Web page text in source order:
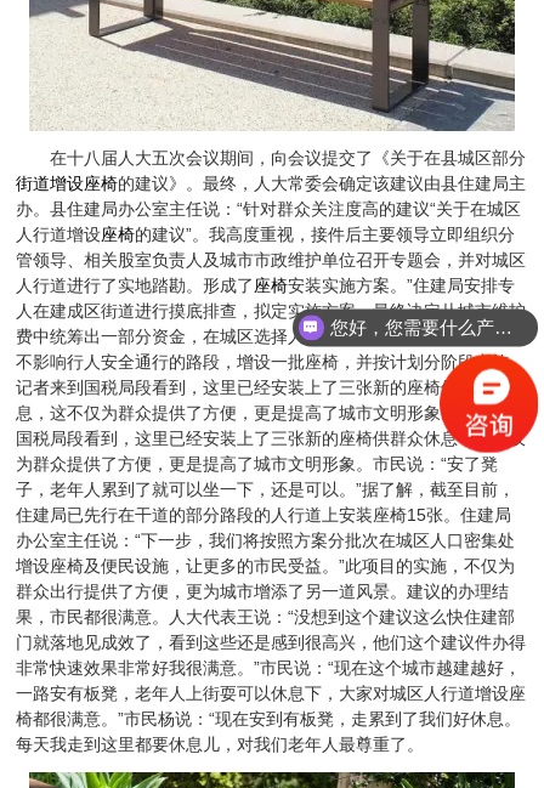
在十八届人大五次会议期间，向会议提交了《关于在县城区部分
街道增设座椅的建议》。最终，人大常委会确定该建议由县住建局主
办。县住建局办公室主任说：“针对群众关注度高的建议“关于在城区
人行道增设座椅的建议”。我高度重视，接件后主要领导立即组织分
管领导、相关股室负责人及城市市政维护单位召开专题会，并对城区
人行道进行了实地踏勘。形成了座椅安装实施方案。”住建局安排专
人在建成区街道进行摸底排查，拟定实施方案，最终决定从城市维护
费中统筹出一部分资金，在城区选择人行道宽、人流量大、环境好且
不影响行人安全通行的路段，增设一批座椅，并按计划分阶段实施。
记者来到国税局段看到，这里已经安装上了三张新的座椅供群众休
息，这不仅为群众提供了方便，更是提高了城市文明形象。记者来到
国税局段看到，这里已经安装上了三张新的座椅供群众休息，这不仅
为群众提供了方便，更是提高了城市文明形象。市民说：“安了凳
子，老年人累到了就可以坐一下，还是可以。”据了解，截至目前，
住建局已先行在干道的部分路段的人行道上安装座椅15张。住建局
办公室主任说：“下一步，我们将按照方案分批次在城区人口密集处
增设座椅及便民设施，让更多的市民受益。”此项目的实施，不仅为
群众出行提供了方便，更为城市增添了另一道风景。建议的办理结
果，市民都很满意。人大代表王说：“没想到这个建议这么快住建部
门就落地见成效了，看到这些还是感到很高兴，他们这个建议件办得
非常快速效果非常好我很满意。”市民说：“现在这个城市越建越好，
一路安有板凳，老年人上街耍可以休息下，大家对城区人行道增设座
椅都很满意。”市民杨说：“现在安到有板凳，走累到了我们好休息。
每天我走到这里都要休息儿，对我们老年人最尊重了。
您好，您需要什么产品？